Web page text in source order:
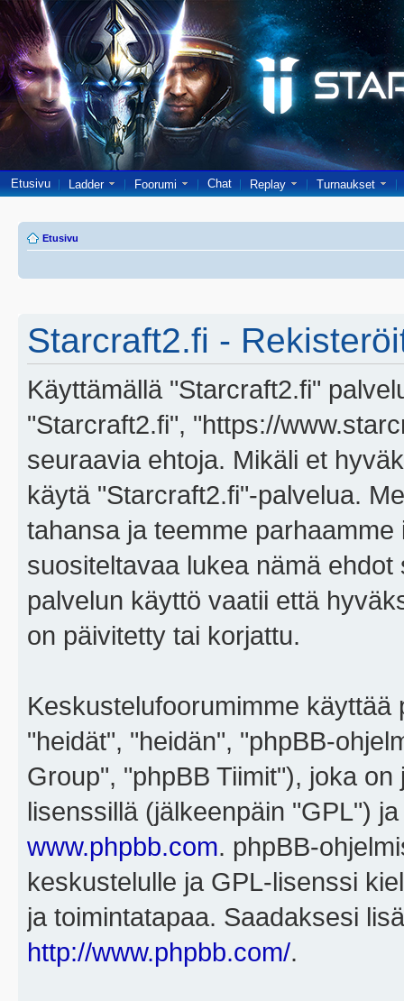
Etusivu Ladder Foorumi Chat Replay Turnaukset
Etusivu
Starcraft2.fi -
Käyttämällä "Starcraft2.fi"
"Starcraft2.fi", "https://
seuraavia ehtoja. Mikäli et
käytä "Starcraft2.fi"-palvelua.
tahansa ja teemme
suositeltavaa lukea nämä
palvelun käyttö vaatii että
on päivitetty tai korjattu.
Keskustelufoorumimme
"heidät", "heidän", "phpBB-
Group", "phpBB Tiimit"), joka on
lisenssillä (jälkeenpäin "GPL")
www.phpbb.com. phpBB-
keskustelulle ja GPL-lisenssi
ja toimintatapaa. Saadaksesi
http://www.phpbb.com/.